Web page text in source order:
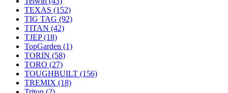
TEXAS (152)
TIG TAG (92)
TITAN (42)
TJEP(18)
TopGarden (1)
TORIN (58)
TORO (27)
TOUGHBUILT (156)
TREMIX (18)